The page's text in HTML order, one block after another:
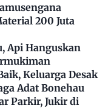
200 Juta
Api Hanguskan
Keluarga Desak
Adat Bonehau
Parkir, Jukir di